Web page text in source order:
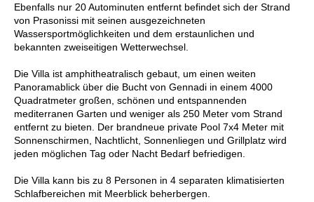
Ebenfalls nur 20 Autominuten entfernt befindet sich der Strand
von Prasonissi mit seinen ausgezeichneten
Wassersportmöglichkeiten und dem erstaunlichen und
bekannten zweiseitigen Wetterwechsel.
Die Villa ist amphitheatralisch gebaut, um einen weiten
Panoramablick über die Bucht von Gennadi in einem 4000
Quadratmeter großen, schönen und entspannenden
mediterranen Garten und weniger als 250 Meter vom Strand
entfernt zu bieten. Der brandneue private Pool 7x4 Meter mit
Sonnenschirmen, Nachtlicht, Sonnenliegen und Grillplatz wird
jeden möglichen Tag oder Nacht Bedarf befriedigen.
Die Villa kann bis zu 8 Personen in 4 separaten klimatisierten
Schlafbereichen mit Meerblick beherbergen.